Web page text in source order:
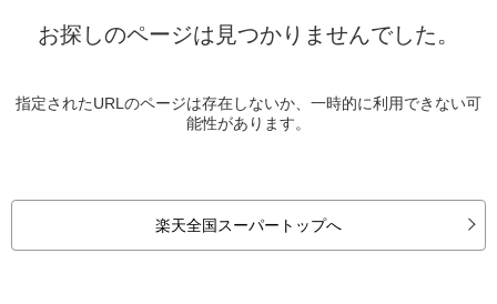
お探しのページは見つかりませんでした。
指定されたURLのページは存在しないか、一時的に利用できない可
能性があります。
楽天全国スーパートップへ